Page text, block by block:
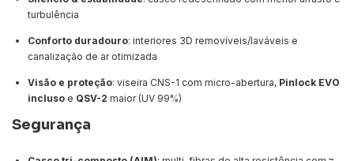
turbulência
Conforto duradouro: interiores 3D removíveis/laváveis e
canalização de ar otimizada
Visão e proteção: viseira CNS-1 com micro-abertura, Pinlock EVO
incluso e QSV-2 maior (UV 99%)
Segurança